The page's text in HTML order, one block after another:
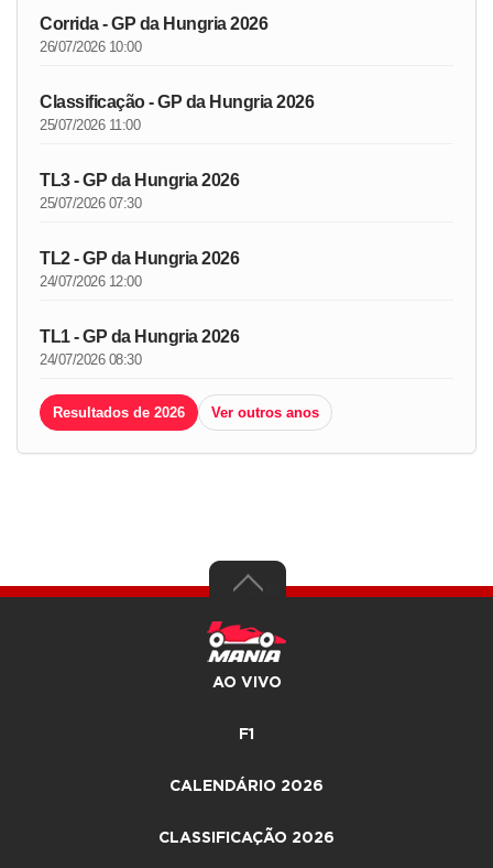
Corrida - GP da Hungria 2026
26/07/2026 10:00
Classificação - GP da Hungria 2026
25/07/2026 11:00
TL3 - GP da Hungria 2026
25/07/2026 07:30
TL2 - GP da Hungria 2026
24/07/2026 12:00
TL1 - GP da Hungria 2026
24/07/2026 08:30
Resultados de 2026 Ver outros anos
AO VIVO
F1
CALENDÁRIO 2026
CLASSIFICAÇÃO 2026